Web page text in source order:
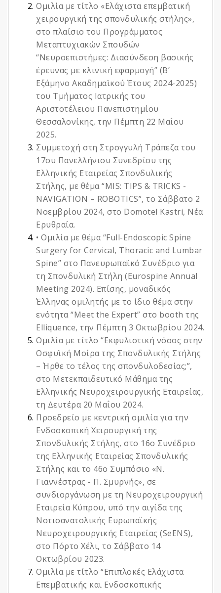
Ομιλία με τίτλο «Ελάχιστα επεμβατική
χειρουργική της σπονδυλικής στήλης»,
στο πλαίσιο του Προγράμματος
Μεταπτυχιακών Σπουδών
“Νευροεπιστήμες: Διασύνδεση βασικής
έρευνας με κλινική εφαρμογή” (Β’
Εξάμηνο Ακαδημαϊκού Έτους 2024-2025)
του Τμήματος Ιατρικής του
Αριστοτέλειου Πανεπιστημίου
Θεσσαλονίκης, την Πέμπτη 22 Μαΐου
2025.
Συμμετοχή στη Στρογγυλή Τράπεζα του
17ου Πανελλήνιου Συνεδρίου της
Ελληνικής Εταιρείας Σπονδυλικής
Στήλης, με θέμα “MIS: TIPS & TRICKS -
NAVIGATION – ROBOTICS”, το Σάββατο 2
Νοεμβρίου 2024, στο Domotel Kastri, Νέα
Ερυθραία.
• Ομιλία με θέμα “Full-Endoscopic Spine
Surgery for Cervical, Thoracic and Lumbar
Spine” στο Πανευρωπαϊκό Συνέδριο για
τη Σπονδυλική Στήλη (Eurospine Annual
Meeting 2024). Επίσης, μοναδικός
Έλληνας ομιλητής με το ίδιο θέμα στην
ενότητα “Meet the Expert” στο booth της
Elliquence, την Πέμπτη 3 Οκτωβρίου 2024.
Ομιλία με τίτλο “Εκφυλιστική νόσος στην
Οσφυϊκή Μοίρα της Σπονδυλικής Στήλης
– Ήρθε το τέλος της σπονδυλοδεσίας;”,
στο Μετεκπαιδευτικό Μάθημα της
Ελληνικής Νευροχειρουργικής Εταιρείας,
τη Δευτέρα 20 Μαΐου 2024.
Προεδρείο με κεντρική ομιλία για την
Ενδοσκοπική Χειρουργική της
Σπονδυλικής Στήλης, στο 16ο Συνέδριο
της Ελληνικής Εταιρείας Σπονδυλικής
Στήλης και το 46ο Συμπόσιο «Ν.
Γιαννέστρας - Π. Σμυρνής», σε
συνδιοργάνωση με τη Νευροχειρουργική
Εταιρεία Κύπρου, υπό την αιγίδα της
Νοτιοανατολικής Ευρωπαϊκής
Νευροχειρουργικής Εταιρείας (SeENS),
στο Πόρτο Χέλι, το Σάββατο 14
Οκτωβρίου 2023.
Ομιλία με τίτλο “Επιπλοκές Ελάχιστα
Επεμβατικής και Ενδοσκοπικής